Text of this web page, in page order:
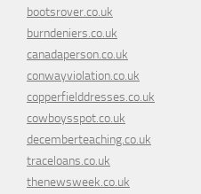
bootsrover.co.uk
burndeniers.co.uk
canadaperson.co.uk
conwayviolation.co.uk
copperfielddresses.co.uk
cowboysspot.co.uk
decemberteaching.co.uk
traceloans.co.uk
thenewsweek.co.uk